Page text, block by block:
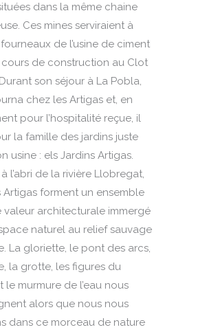
dans la même chaine
Ces mines serviraient à
de l’usine de ciment
de construction au Clot
Durant son séjour à La Pobla,
chez les Artigas et, en
pour l’hospitalité reçue, il
la famille des jardins juste
usine : els Jardins Artigas.
l’abri de la rivière Llobregat,
Artigas forment un ensemble
valeur architecturale immergé
naturel au relief sauvage
La gloriette, le pont des arcs,
la grotte, les figures du
le murmure de l’eau nous
alors que nous nous
dans ce morceau de nature